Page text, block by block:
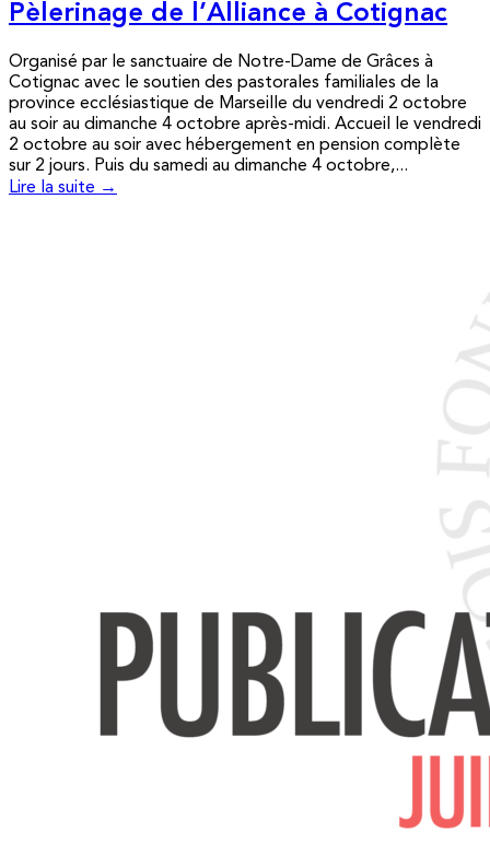
Pèlerinage de l’Alliance à Cotignac
Organisé par le sanctuaire de Notre-Dame de Grâces à
Cotignac avec le soutien des pastorales familiales de la
province ecclésiastique de Marseille du vendredi 2 octobre
au soir au dimanche 4 octobre après-midi. Accueil le vendredi
2 octobre au soir avec hébergement en pension complète
sur 2 jours. Puis du samedi au dimanche 4 octobre,...
Lire la suite →